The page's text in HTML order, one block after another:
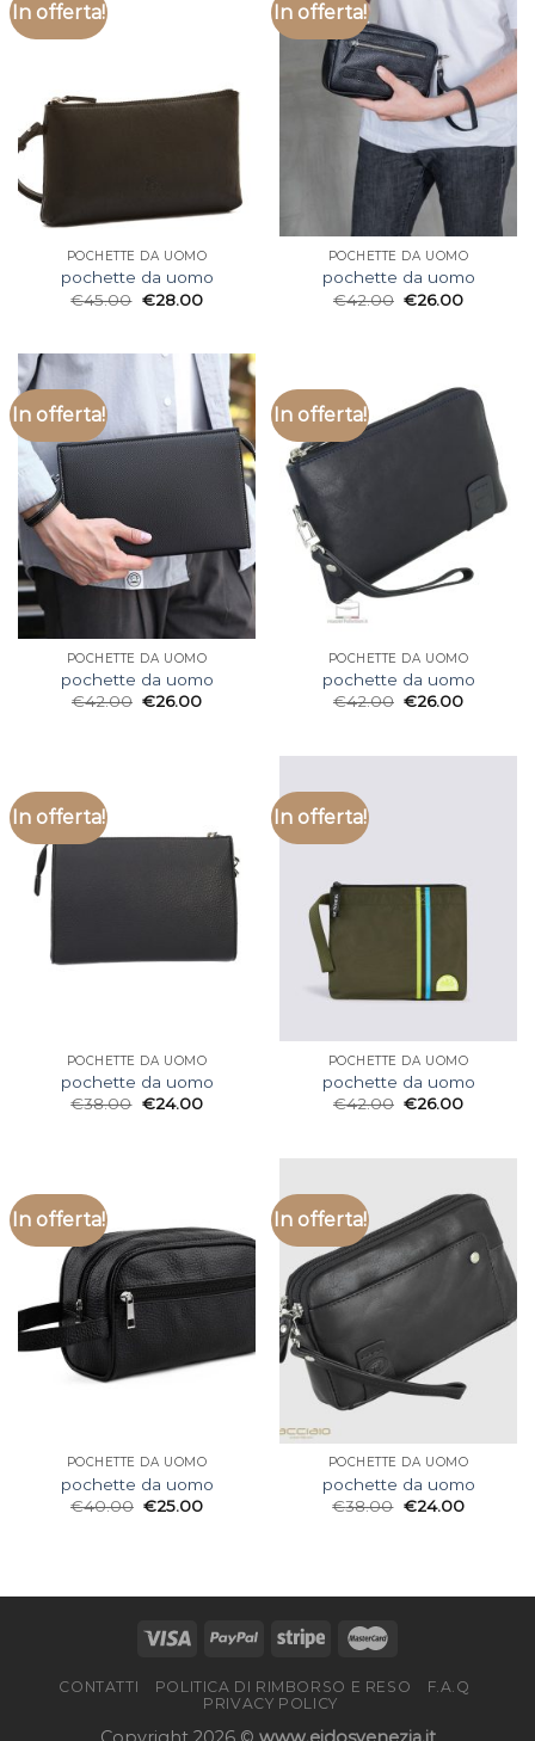
In offerta!
POCHETTE DA UOMO
pochette da uomo
€45.00 €28.00
In offerta!
POCHETTE DA UOMO
pochette da uomo
€42.00 €26.00
In offerta!
POCHETTE DA UOMO
pochette da uomo
€42.00 €26.00
In offerta!
POCHETTE DA UOMO
pochette da uomo
€42.00 €26.00
In offerta!
POCHETTE DA UOMO
pochette da uomo
€38.00 €24.00
In offerta!
POCHETTE DA UOMO
pochette da uomo
€42.00 €26.00
In offerta!
POCHETTE DA UOMO
pochette da uomo
€40.00 €25.00
In offerta!
POCHETTE DA UOMO
pochette da uomo
€38.00 €24.00
CONTATTI POLITICA DI RIMBORSO E RESO
F.A.Q
PRIVACY POLICY